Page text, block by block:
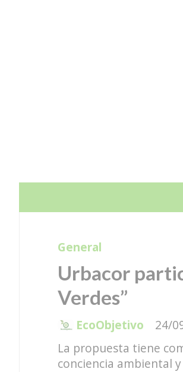
Urbacor
Verdes”
La propuesta tiene
conciencia ambiental
General
24/
EcoObjetivo